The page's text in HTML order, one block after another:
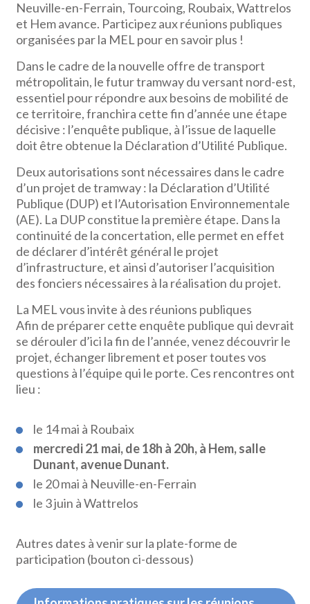
Neuville-en-Ferrain, Tourcoing, Roubaix, Wattrelos
et Hem avance. Participez aux réunions publiques
organisées par la MEL pour en savoir plus !
Dans le cadre de la nouvelle offre de transport
métropolitain, le futur tramway du versant nord-est,
essentiel pour répondre aux besoins de mobilité de
ce territoire, franchira cette fin d’année une étape
décisive : l’enquête publique, à l’issue de laquelle
doit être obtenue la Déclaration d’Utilité Publique.
Deux autorisations sont nécessaires dans le cadre
d’un projet de tramway : la Déclaration d’Utilité
Publique (DUP) et l’Autorisation Environnementale
(AE). La DUP constitue la première étape. Dans la
continuité de la concertation, elle permet en effet
de déclarer d’intérêt général le projet
d’infrastructure, et ainsi d’autoriser l’acquisition
des fonciers nécessaires à la réalisation du projet.
La MEL vous invite à des réunions publiques
Afin de préparer cette enquête publique qui devrait
se dérouler d’ici la fin de l’année, venez découvrir le
projet, échanger librement et poser toutes vos
questions à l’équipe qui le porte. Ces rencontres ont
lieu :
le 14 mai à Roubaix
mercredi 21 mai, de 18h à 20h, à Hem, salle
Dunant, avenue Dunant.
le 20 mai à Neuville-en-Ferrain
le 3 juin à Wattrelos
Autres dates à venir sur la plate-forme de
participation (bouton ci-dessous)